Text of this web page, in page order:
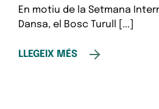
En motiu de la Setmana
Dansa, el Bosc Turull [...]
LLEGEIX MÉS